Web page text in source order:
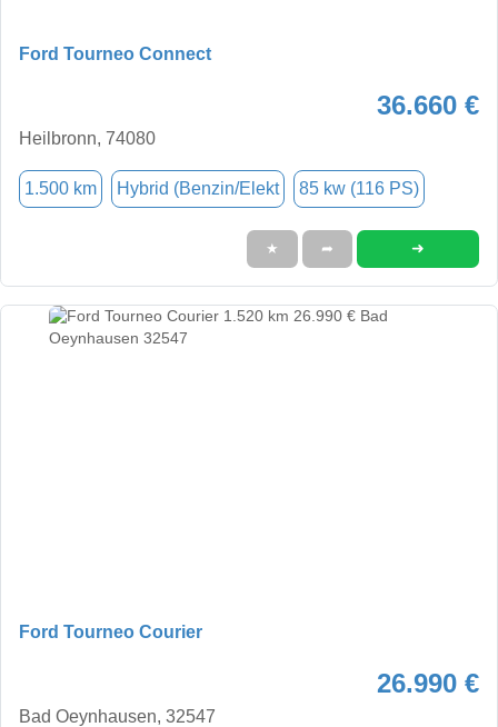
Ford Tourneo Connect
36.660 €
Heilbronn, 74080
1.500 km Hybrid (Benzin/Elekt 85 kw (116 PS)
★ ➦ ➜
Ford Tourneo Courier
26.990 €
Bad Oeynhausen, 32547